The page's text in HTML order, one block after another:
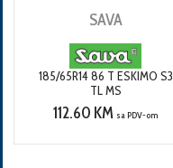
SAVA
185/65R14 86 T ESKIMO S3
TL MS
112.60 KM sa PDV-om